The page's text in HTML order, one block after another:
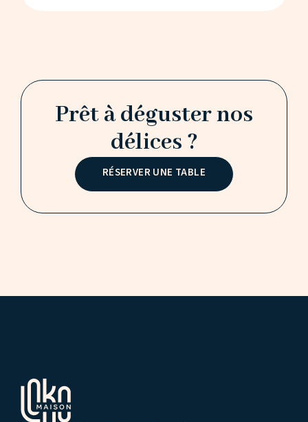
Prêt à déguster nos
délices ?
RÉSERVER UNE TABLE